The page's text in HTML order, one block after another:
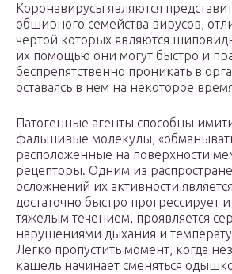
Коронавирусы являются
обширного семейства вирусов,
чертой которых являются
их помощью они могут быстро и
беспрепятственно проникать в
оставаясь в нем на некоторое
Патогенные агенты способны
фальшивые молекулы,
расположенные на поверхности
рецепторы. Одним из
осложнений их активности
достаточно быстро прогрессирует
тяжелым течением, проявляется
нарушениями дыхания и
Легко пропустить момент, когда
кашель начинает сменяться